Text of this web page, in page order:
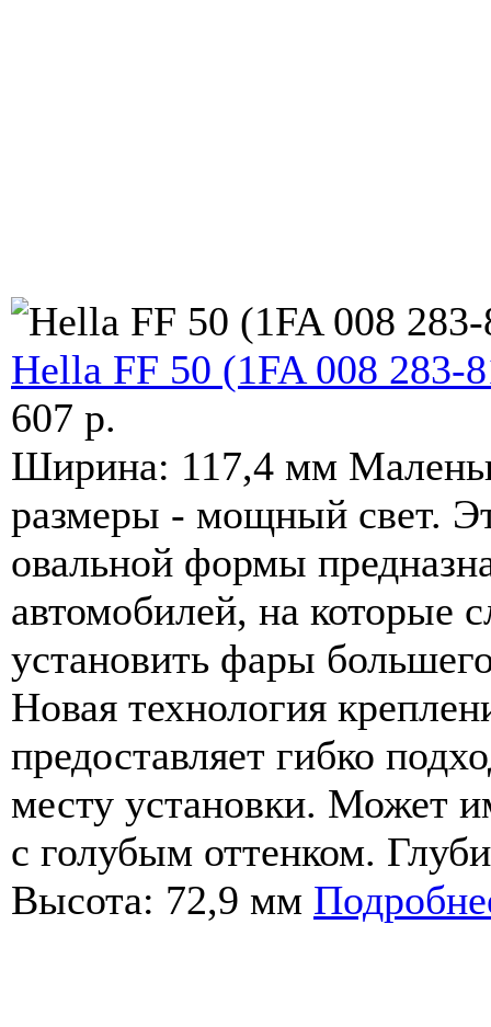
Hella FF 50 (1FA 008 283-
607 p.
Ширина: 117,4 мм
размеры - мощный свет.
овальной формы
автомобилей, на которые
установить фары
Новая технология
предоставляет гибко
месту установки. Может
с голубым оттенком.
Высота: 72,9 мм